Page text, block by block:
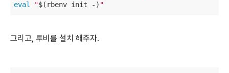
eval
"$(rbenv init -) "
그리고, 루비를 설치 해주자.